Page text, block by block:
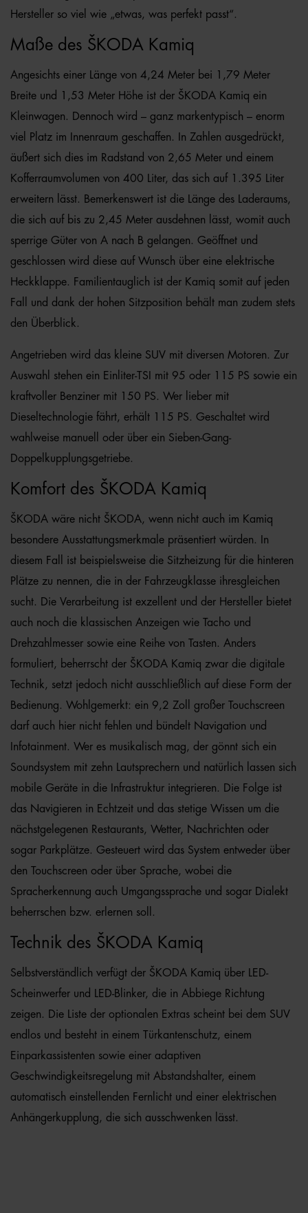
Hersteller so viel wie „etwas, was perfekt passt“.
Maße des ŠKODA Kamiq
Angesichts einer Länge von 4,24 Meter bei 1,79 Meter
Breite und 1,53 Meter Höhe ist der ŠKODA Kamiq ein
Kleinwagen. Dennoch wird – ganz markentypisch – enorm
viel Platz im Innenraum geschaffen. In Zahlen ausgedrückt,
äußert sich dies im Radstand von 2,65 Meter und einem
Kofferraumvolumen von 400 Liter, das sich auf 1.395 Liter
erweitern lässt. Bemerkenswert ist die Länge des Laderaums,
die sich auf bis zu 2,45 Meter ausdehnen lässt, womit auch
sperrige Güter von A nach B gelangen. Geöffnet und
geschlossen wird diese auf Wunsch über eine elektrische
Heckklappe. Familientauglich ist der Kamiq somit auf jeden
Fall und dank der hohen Sitzposition behält man zudem stets
den Überblick.
Angetrieben wird das kleine SUV mit diversen Motoren. Zur
Auswahl stehen ein Einliter-TSI mit 95 oder 115 PS sowie ein
kraftvoller Benziner mit 150 PS. Wer lieber mit
Dieseltechnologie fährt, erhält 115 PS. Geschaltet wird
wahlweise manuell oder über ein Sieben-Gang-
Doppelkupplungsgetriebe.
Komfort des ŠKODA Kamiq
ŠKODA wäre nicht ŠKODA, wenn nicht auch im Kamiq
besondere Ausstattungsmerkmale präsentiert würden. In
diesem Fall ist beispielsweise die Sitzheizung für die hinteren
Plätze zu nennen, die in der Fahrzeugklasse ihresgleichen
sucht. Die Verarbeitung ist exzellent und der Hersteller bietet
auch noch die klassischen Anzeigen wie Tacho und
Drehzahlmesser sowie eine Reihe von Tasten. Anders
formuliert, beherrscht der ŠKODA Kamiq zwar die digitale
Technik, setzt jedoch nicht ausschließlich auf diese Form der
Bedienung. Wohlgemerkt: ein 9,2 Zoll großer Touchscreen
darf auch hier nicht fehlen und bündelt Navigation und
Infotainment. Wer es musikalisch mag, der gönnt sich ein
Soundsystem mit zehn Lautsprechern und natürlich lassen sich
mobile Geräte in die Infrastruktur integrieren. Die Folge ist
das Navigieren in Echtzeit und das stetige Wissen um die
nächstgelegenen Restaurants, Wetter, Nachrichten oder
sogar Parkplätze. Gesteuert wird das System entweder über
den Touchscreen oder über Sprache, wobei die
Spracherkennung auch Umgangssprache und sogar Dialekt
beherrschen bzw. erlernen soll.
Technik des ŠKODA Kamiq
Selbstverständlich verfügt der ŠKODA Kamiq über LED-
Scheinwerfer und LED-Blinker, die in Abbiege Richtung
zeigen. Die Liste der optionalen Extras scheint bei dem SUV
endlos und besteht in einem Türkantenschutz, einem
Einparkassistenten sowie einer adaptiven
Geschwindigkeitsregelung mit Abstandshalter, einem
automatisch einstellenden Fernlicht und einer elektrischen
Anhängerkupplung, die sich ausschwenken lässt.